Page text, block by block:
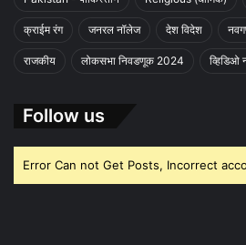
क्राईम रंग जनरल नॉलेज देश विदेश
राजकीय लोकसभा निवडणूक 2024 व्हिडिओ
Follow us
Error Can not Get Posts, Incorrect